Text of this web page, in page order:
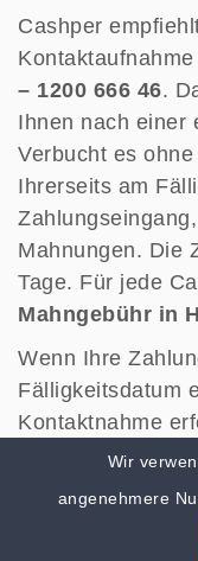
Cashper
– 1200 666 46.
Ihnen nach einer
Verbucht es
Ihrerseits am
Mahnungen. Die
Tage. Für jede
Mahngebühr in
Wenn Ihre
Fälligkeitsdatum
Kontaktnahme
Recht vor, ein
Rückstand Ihrer
informieren. Das
3 Mahnungen.
Wir
angenehmere